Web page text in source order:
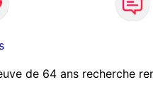
de 64 ans recherche